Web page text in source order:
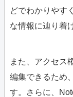
どでわかりやす
な情報に辿り着
また、アクセス
編集できるため
す。さらに、